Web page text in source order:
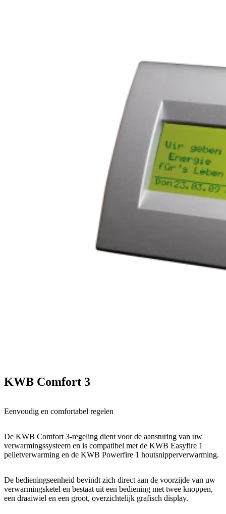
KWB Comfort 3
Eenvoudig en comfortabel regelen
De KWB Comfort 3-regeling dient voor de aansturing van uw
verwarmingssysteem en is compatibel met de KWB Easyfire 1
pelletverwarming en de KWB Powerfire 1 houtsnipperverwarming.
De bedieningseenheid bevindt zich direct aan de voorzijde van uw
verwarmingsketel en bestaat uit een bediening met twee knoppen,
een draaiwiel en een groot, overzichtelijk grafisch display.